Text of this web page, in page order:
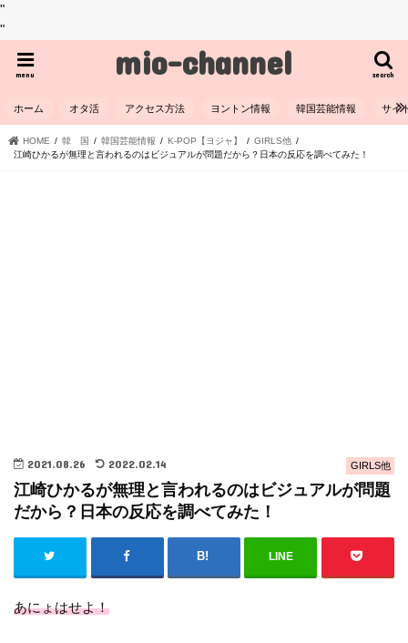
"
"
mio-channel search
menu
ホーム オタ活 アクセス方法 ヨントン情報 韓国芸能情報 サイ
HOME 韓 国 韓国芸能情報 K-POP【ヨジャ】
GIRLS他
江崎ひかるが無理と言われるのはビジュアルが問題だから？日本の反応を調べてみた！
GIRLS他
2021.08.26 2022.02.14
江崎ひかるが無理と言われるのはビジュアルが問題
だから？日本の反応を調べてみた！
LINE
あにょはせよ！